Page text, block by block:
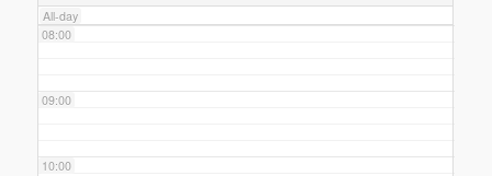
All-day
08:00
09:00
10:00